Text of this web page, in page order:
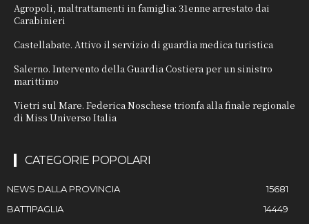
Agropoli, maltrattamenti in famiglia: 31enne arrestato dai
Carabinieri
Castellabate. Attivo il servizio di guardia medica turistica
Salerno. Intervento della Guardia Costiera per un sinistro
marittimo
Vietri sul Mare. Federica Noschese trionfa alla finale regionale
di Miss Universo Italia
CATEGORIE POPOLARI
NEWS DALLA PROVINCIA
15681
BATTIPAGLIA
14449